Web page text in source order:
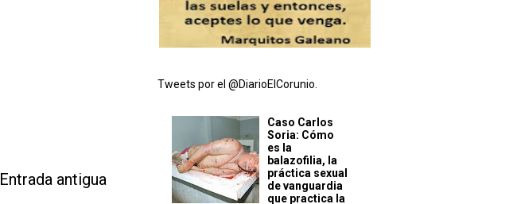
Entrada antigua
Tweets por el @DiarioElCorunio.
Caso Carlos
Soria: Cómo
es la
balazofilia, la
práctica sexual
de vanguardia
que practica la